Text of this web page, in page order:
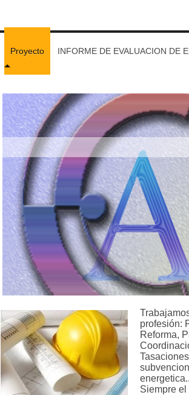
Proyecto INFORME DE EVALUACION DE
profesión:
Reforma,
Siempre